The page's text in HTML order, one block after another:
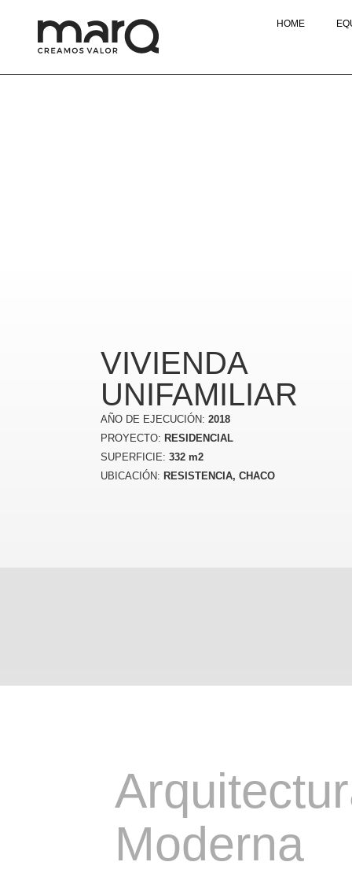
HOME
VIVIENDA
UNIFAMILIAR
AÑO DE EJECUCIÓN: 2018
PROYECTO: RESIDENCIAL
SUPERFICIE: 332 m2
UBICACIÓN: RESISTENCIA, CHACO
Moderna